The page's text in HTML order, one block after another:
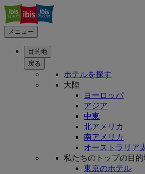
メニュー
目的地
戻る
ホテルを探す
大陸
ヨーロッパ
アジア
中東
北アメリカ
南アメリカ
オーストラリア
私たちのトップの目的
東京のホテル